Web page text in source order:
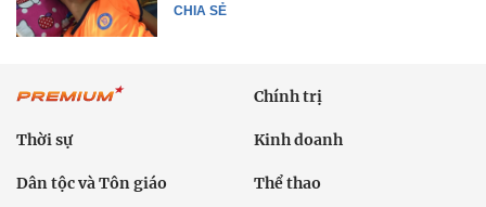
CHIA SẺ
Chính trị
Thời sự Kinh doanh
Dân tộc và Tôn giáo Thể thao